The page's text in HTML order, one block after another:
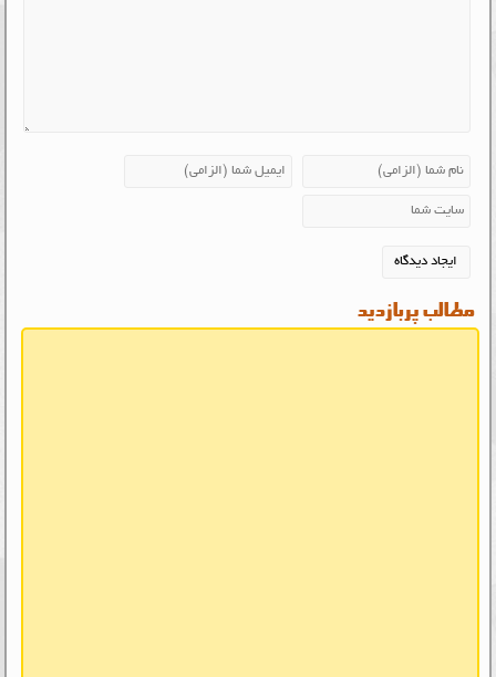
مطالب پربازدید